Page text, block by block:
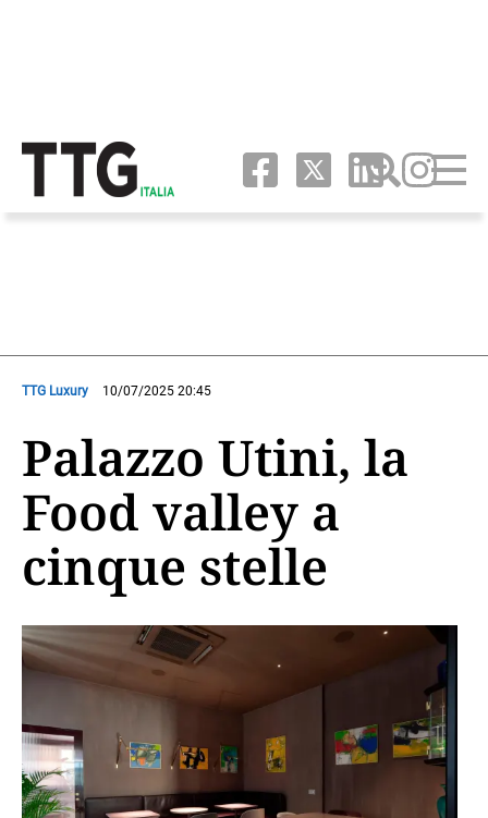
TTG Luxury 10/07/2025 20:45
Palazzo Utini, la
Food valley a
cinque stelle